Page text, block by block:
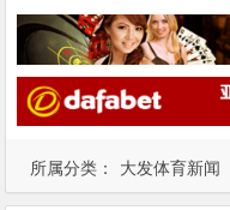
所属分类： 大发体育新闻